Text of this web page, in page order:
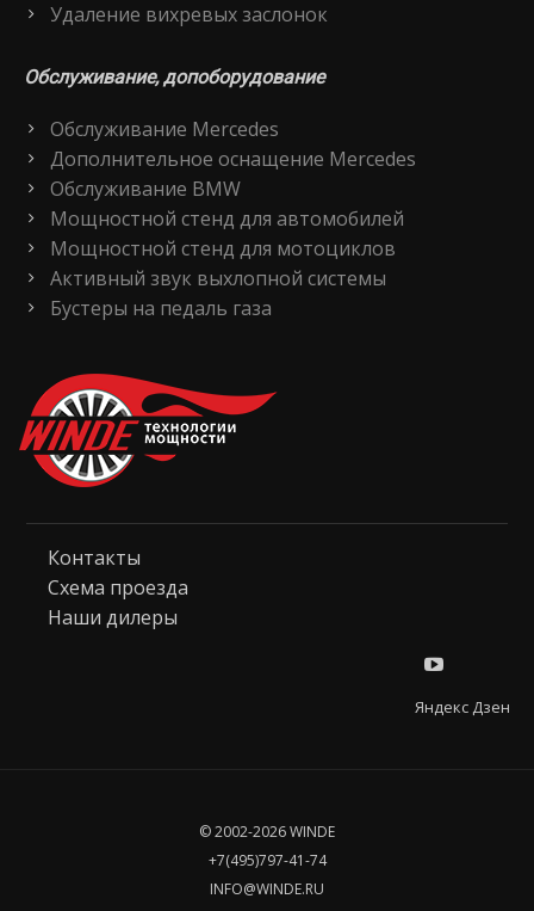
Удаление вихревых заслонок
Обслуживание, допоборудование
Обслуживание Mercedes
Дополнительное оснащение Mercedes
Обслуживание BMW
Мощностной стенд для автомобилей
Мощностной стенд для мотоциклов
Активный звук выхлопной системы
Бустеры на педаль газа
Контакты
Схема проезда
Наши дилеры
Яндекс Дзен
© 2002-2026 WINDE
+7(495)797-41-74
INFO@WINDE.RU